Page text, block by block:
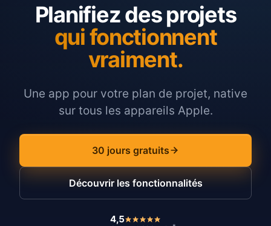
Planifiez des projets
qui fonctionnent
vraiment.
Une app pour votre plan de projet, native
sur tous les appareils Apple.
30 jours gratuits
Découvrir les fonctionnalités
4,5